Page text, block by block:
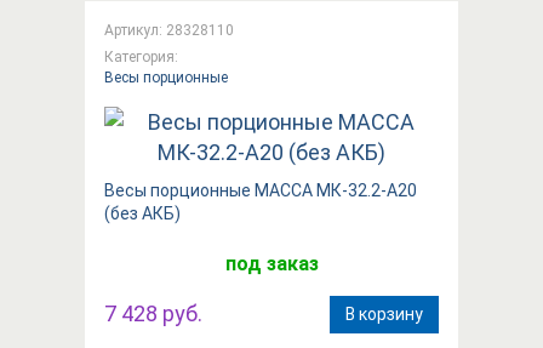
Артикул: 28328110
Категория:
Весы порционные
Весы порционные МАССА МК-32.2-А20
(без АКБ)
под заказ
7 428 руб. В корзину